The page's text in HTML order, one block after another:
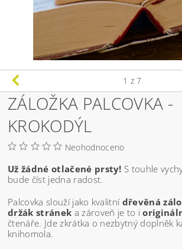
1 z 7
ZÁLOŽKA PALCOVKA -
KROKODÝL
Neohodnoceno
Už žádné otlačené prsty! S touhle
bude číst jedna radost.
Palcovka slouží jako kvalitní dřevěná
držák stránek a zároveň je to i
čtenáře. Jde zkrátka o nezbytný doplněk
knihomola.